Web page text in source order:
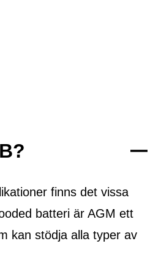
finns det vissa
batteri är AGM ett
kan stödja alla typer av